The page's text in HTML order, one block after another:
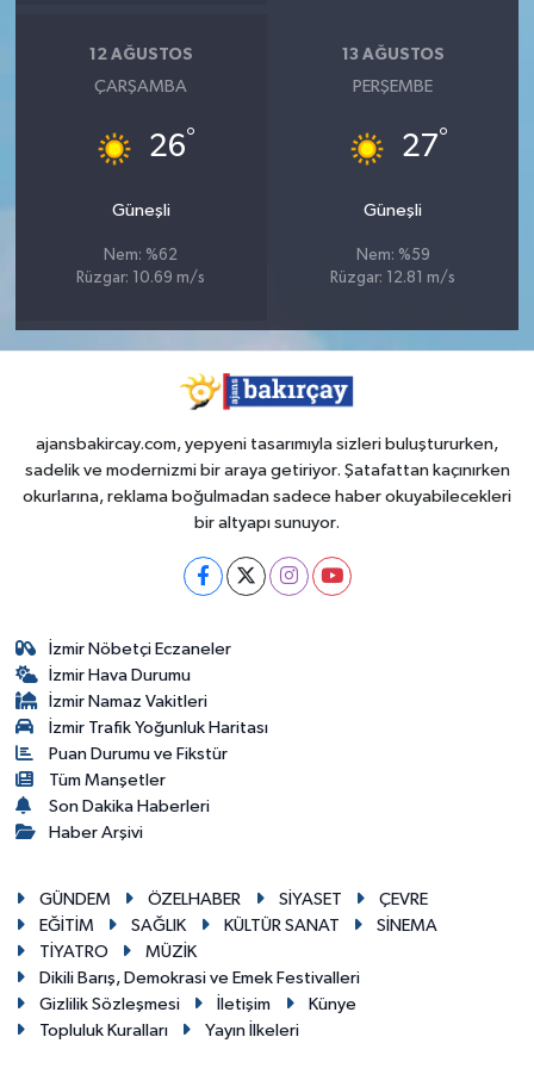
12 AĞUSTOS
ÇARŞAMBA
26°
Güneşli
Nem: %62
Rüzgar: 10.69 m/s
13 AĞUSTOS
PERŞEMBE
27°
Güneşli
Nem: %59
Rüzgar: 12.81 m/s
ajansbakircay.com, yepyeni tasarımıyla sizleri buluştururken,
sadelik ve modernizmi bir araya getiriyor. Şatafattan kaçınırken
okurlarına, reklama boğulmadan sadece haber okuyabilecekleri
bir altyapı sunuyor.
İzmir Nöbetçi Eczaneler
İzmir Hava Durumu
İzmir Namaz Vakitleri
İzmir Trafik Yoğunluk Haritası
Puan Durumu ve Fikstür
Tüm Manşetler
Son Dakika Haberleri
Haber Arşivi
GÜNDEM ÖZELHABER SİYASET
ÇEVRE
EĞİTİM
SAĞLIK KÜLTÜR SANAT
SİNEMA
TİYATRO
MÜZİK
Dikili Barış, Demokrasi ve Emek Festivalleri
Gizlilik Sözleşmesi
İletişim
Künye
Topluluk Kuralları
Yayın İlkeleri